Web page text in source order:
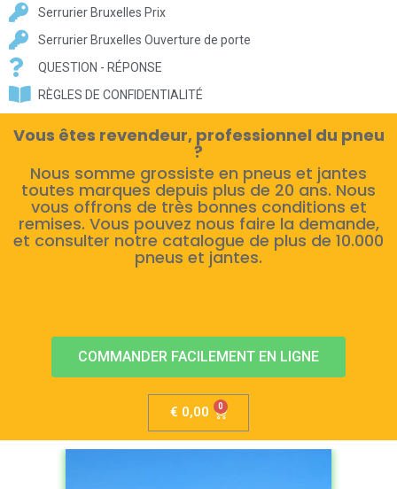
Serrurier Bruxelles Prix
Serrurier Bruxelles Ouverture de porte
QUESTION - RÉPONSE
RÈGLES DE CONFIDENTIALITÉ
Vous êtes revendeur, professionnel du pneu
?
Nous somme grossiste en pneus et jantes
toutes marques depuis plus de 20 ans. Nous
vous offrons de très bonnes conditions et
remises. Vous pouvez nous faire la demande,
et consulter notre catalogue de plus de 10.000
pneus et jantes.
COMMANDER FACILEMENT EN LIGNE
€ 0,00